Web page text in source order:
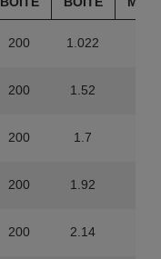
200 1.022
200 1.52
200 1.7
200 1.92
200 2.14